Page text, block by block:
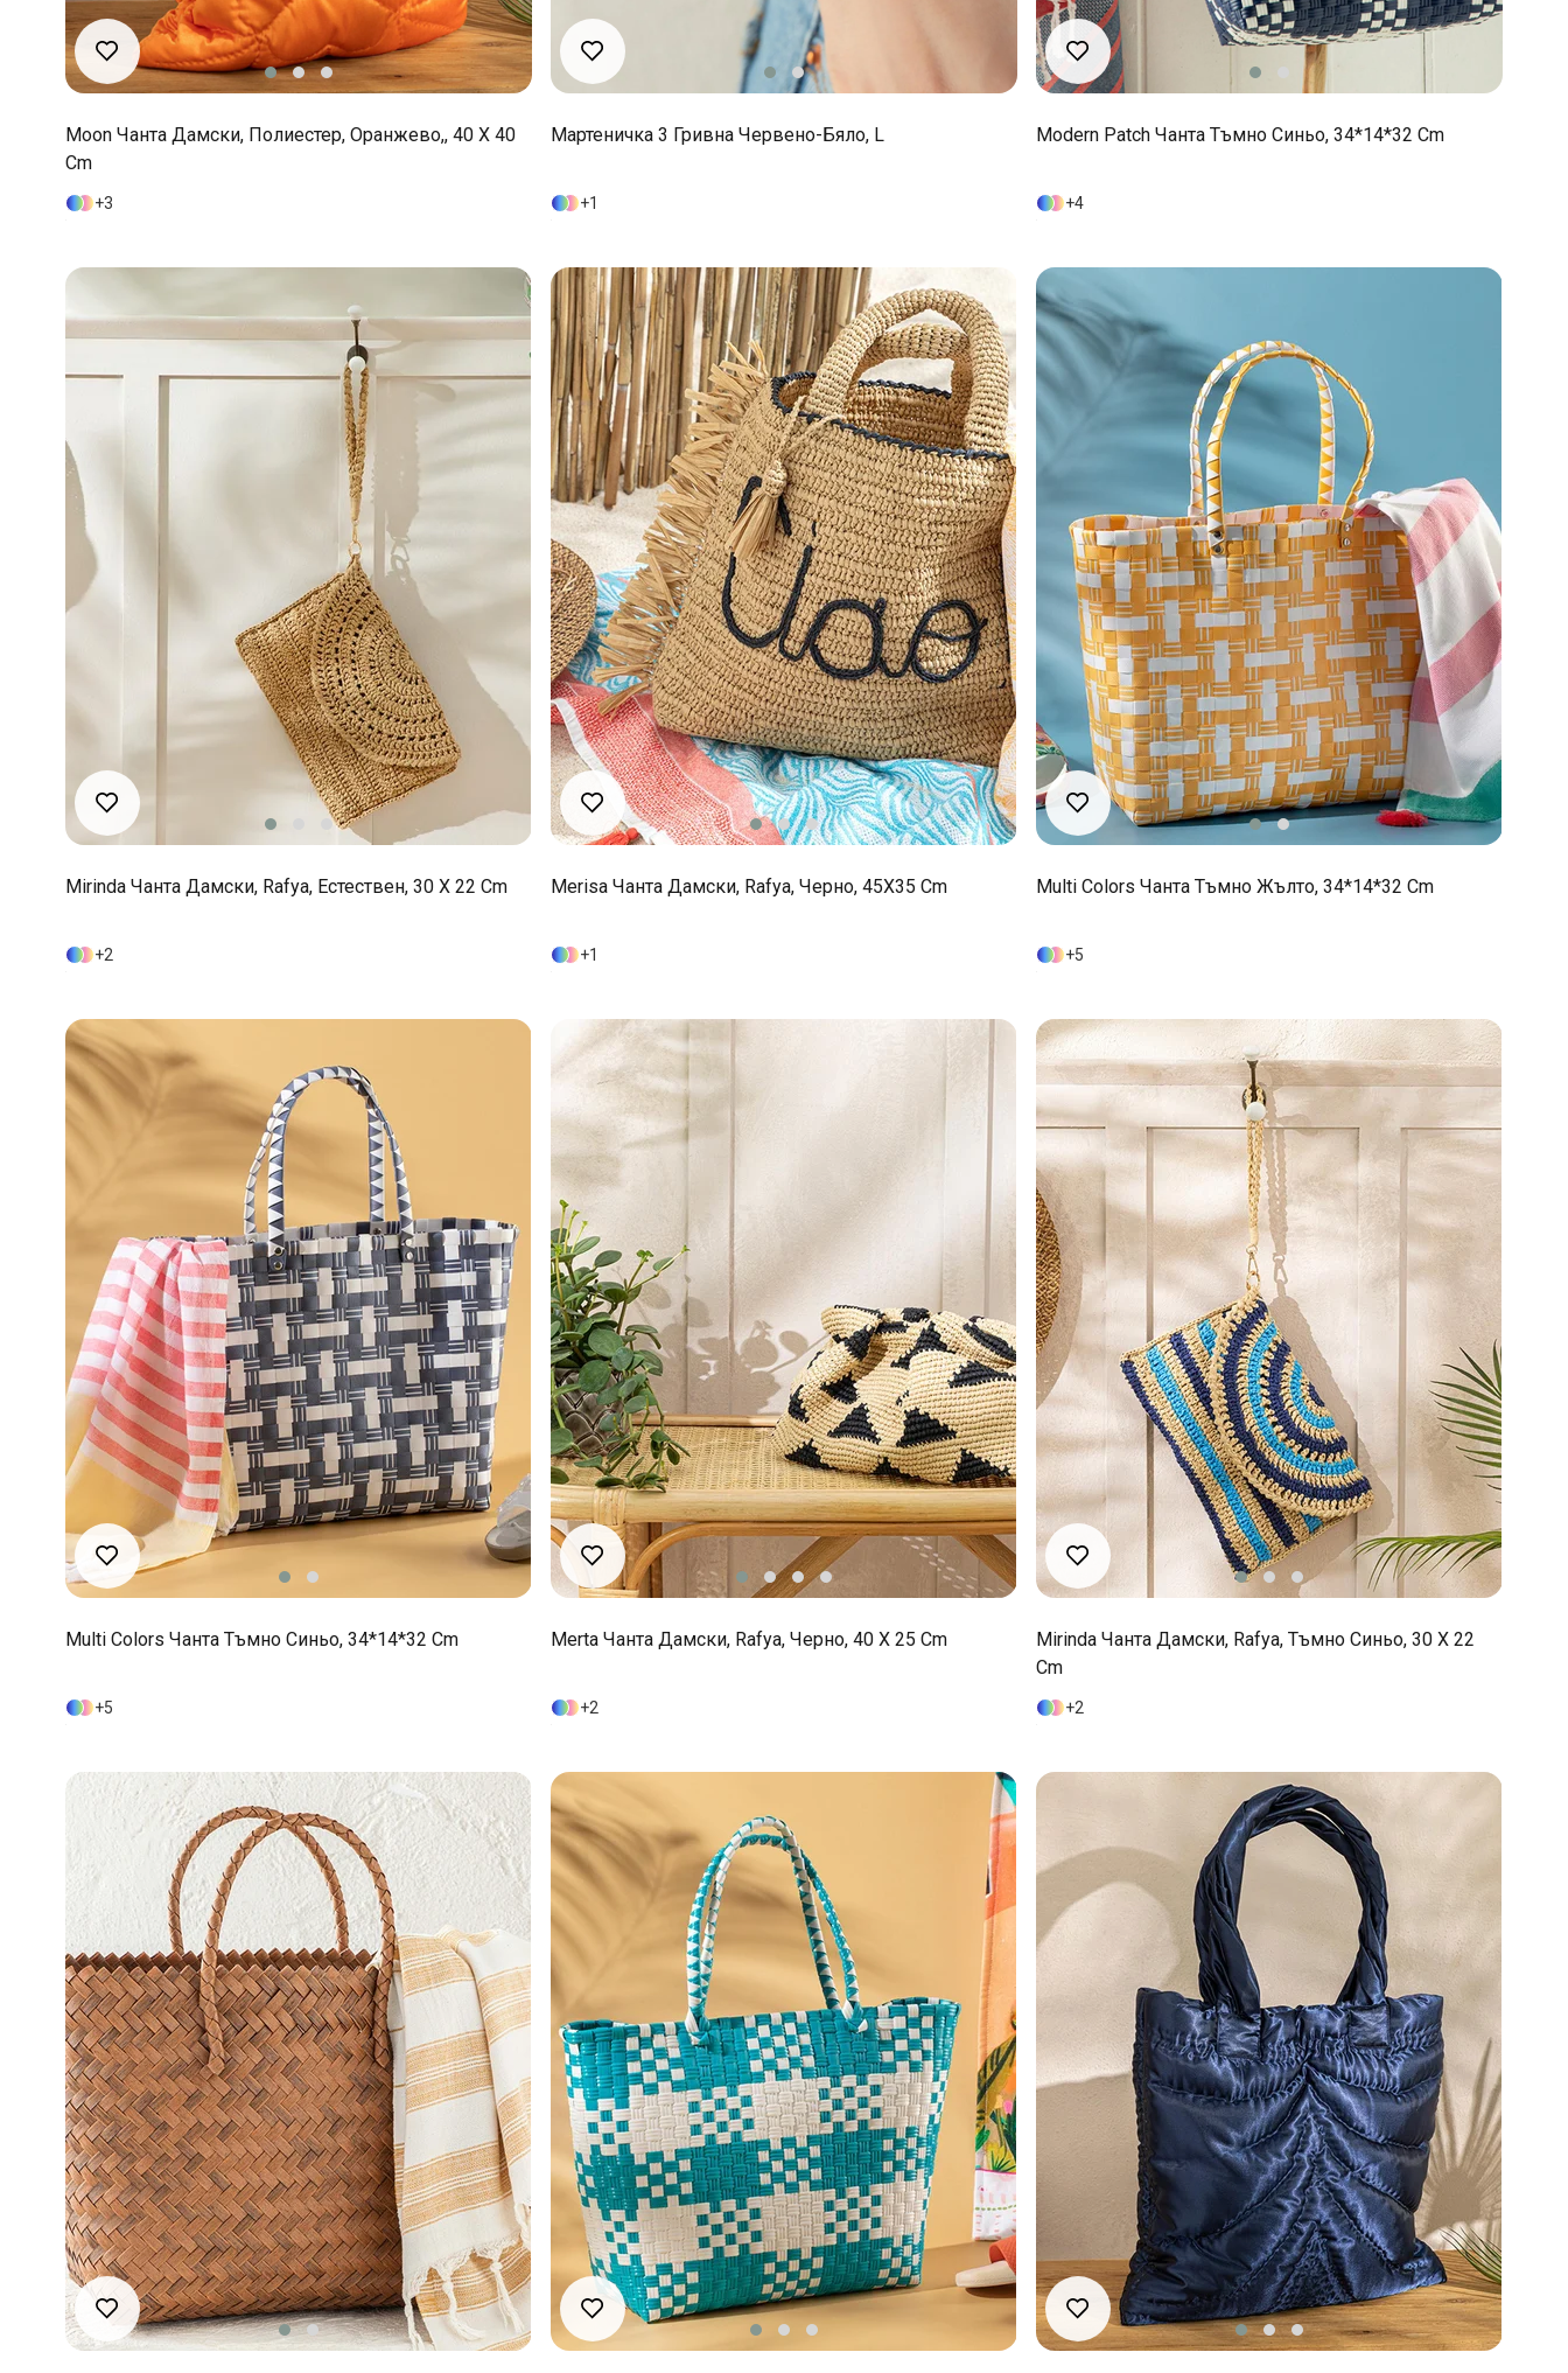
Moon Чанта Дамски, Полиестер, Оранжево,, 40 X 40
Cm
3
Maртеничка 3 Гривна Червено-Бяло, L
1
Modern Patch Чанта Тъмно Синьо, 34*14*32 Cm
4
Mirinda Чанта Дамски, Rafya, Естествен, 30 X 22 Cm
2
Merisa Чанта Дамски, Rafya, Черно, 45X35 Cm
1
Multi Colors Чанта Тъмно Жълто, 34*14*32 Cm
5
Multi Colors Чанта Тъмно Синьо, 34*14*32 Cm
5
Merta Чанта Дамски, Rafya, Черно, 40 X 25 Cm
2
Mirinda Чанта Дамски, Rafya, Тъмно Синьо, 30 X 22
Cm
2